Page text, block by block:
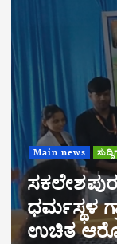
Main news
ಬೆಸ್ಟ್
ಹರೀಶ್